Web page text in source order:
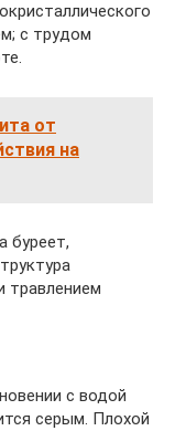
с трудом
от
на
буреет,
травлением
с водой
серым. Плохой